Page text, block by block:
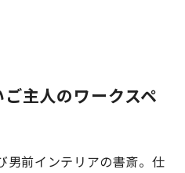
主人のワークスペ
男前インテリアの書斎。仕